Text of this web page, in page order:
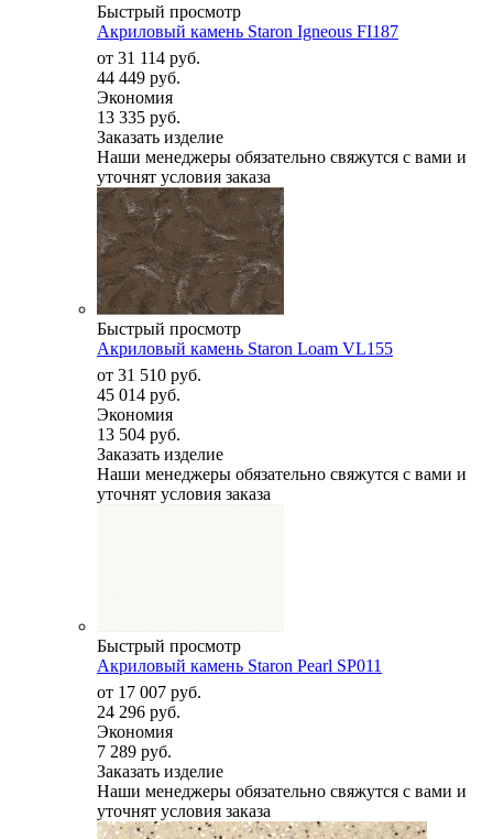
Быстрый просмотр
Акриловый камень Staron Igneous FI187
от 31 114 руб.
44 449 руб.
Экономия
13 335 руб.
Заказать изделие
Наши менеджеры обязательно свяжутся с вами и
уточнят условия заказа
Быстрый просмотр
Акриловый камень Staron Loam VL155
от 31 510 руб.
45 014 руб.
Экономия
13 504 руб.
Заказать изделие
Наши менеджеры обязательно свяжутся с вами и
уточнят условия заказа
Быстрый просмотр
Акриловый камень Staron Pearl SP011
от 17 007 руб.
24 296 руб.
Экономия
7 289 руб.
Заказать изделие
Наши менеджеры обязательно свяжутся с вами и
уточнят условия заказа